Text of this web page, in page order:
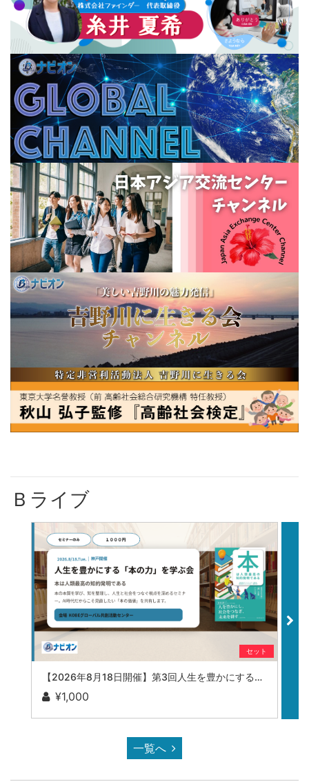
Ｂライブ
セット
【2026年8月18日開催】第3回人生を豊かにする「本の力」を学ぶ会 参加申し込み（セミナーのみ参加の方）
¥1,000
一覧へ